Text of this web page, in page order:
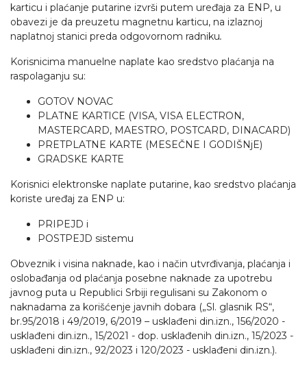
karticu i plaćanje putarine izvrši putem uređaja za ENP, u
obavezi je da preuzetu magnetnu karticu, na izlaznoj
naplatnoj stanici preda odgovornom radniku.
Korisnicima manuelne naplate kao sredstvo plaćanja na
raspolaganju su:
GOTOV NOVAC
PLATNE KARTICE (VISA, VISA ELECTRON,
MASTERCARD, MAESTRO, POSTCARD, DINACARD)
PRETPLATNE KARTE (MESEČNE I GODIŠNjE)
GRADSKE KARTE
Korisnici elektronske naplate putarine, kao sredstvo plaćanja
koriste uređaj za ENP u:
PRIPEJD i
POSTPEJD sistemu
Obveznik i visina naknade, kao i način utvrđivanja, plaćanja i
oslobađanja od plaćanja posebne naknade za upotrebu
javnog puta u Republici Srbiji regulisani su Zakonom o
naknadama za korišćenje javnih dobara („Sl. glasnik RS“,
br.95/2018 i 49/2019, 6/2019 – usklađeni din.izn., 156/2020 -
usklađeni din.izn., 15/2021 - dop. usklađenih din.izn., 15/2023 -
usklađeni din.izn., 92/2023 i 120/2023 - usklađeni din.izn.).